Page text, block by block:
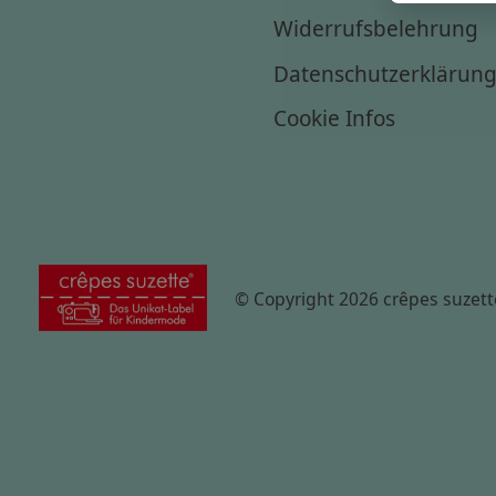
Widerrufsbelehrung
Datenschutzerklärung
Cookie Infos
© Copyright 2026 crêpes